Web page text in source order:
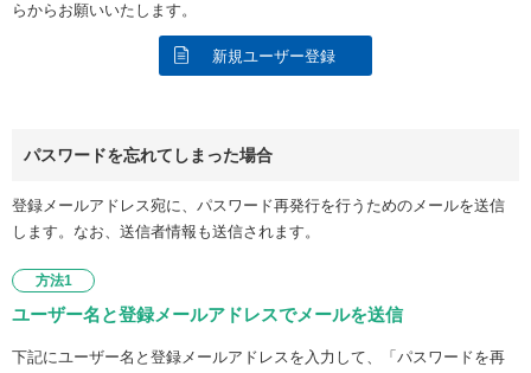
らからお願いいたします。
新規ユーザー登録
パスワードを忘れてしまった場合
登録メールアドレス宛に、パスワード再発行を行うためのメールを送信
します。なお、送信者情報も送信されます。
方法1
ユーザー名と登録メールアドレスでメールを送信
下記にユーザー名と登録メールアドレスを入力して、「パスワードを再